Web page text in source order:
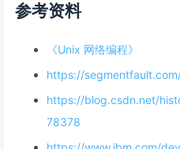
参考资料
《Unix 网络编程》
https://
https://blog.csdn.net/
78378